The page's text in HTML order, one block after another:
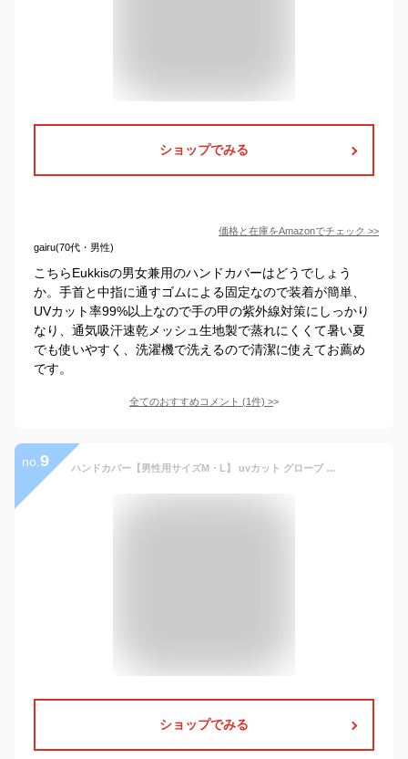
ショップでみる
価格と在庫をAmazonでチェック >>
gairu(70代・男性)
こちらEukkisの男女兼用のハンドカバーはどうでしょう
か。手首と中指に通すゴムによる固定なので装着が簡単、
UVカット率99%以上なので手の甲の紫外線対策にしっかり
なり、通気吸汗速乾メッシュ生地製で蒸れにくくて暑い夏
でも使いやすく、洗濯機で洗えるので清潔に使えてお薦め
です。
全てのおすすめコメント (1件) >
no. 9 ハンドカバー【男性用サイズM・L】 uvカット グローブ 手袋 アームカバー uv メンズ 冷感 ショート uvプロテクター 日よけ ブラック 手の平オープン 滑らない ゴルフ 釣り テニス 日焼け防止 ホワイトビューティー WhB 父の日 プレゼント 実用的
ショップでみる